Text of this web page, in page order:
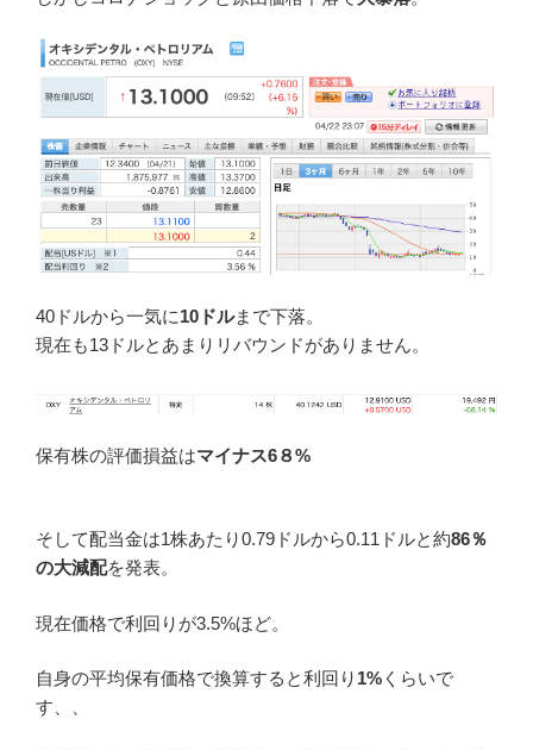
40ドルから一気に10ドルまで下落。
現在も13ドルとあまりリバウンドがありません。
保有株の評価損益はマイナス6８%
そして配当金は1株あたり0.79ドルから0.11ドルと約86％
の大減配を発表。
現在価格で利回りが3.5%ほど。
自身の平均保有価格で換算すると利回り 1% くらいで
す、、